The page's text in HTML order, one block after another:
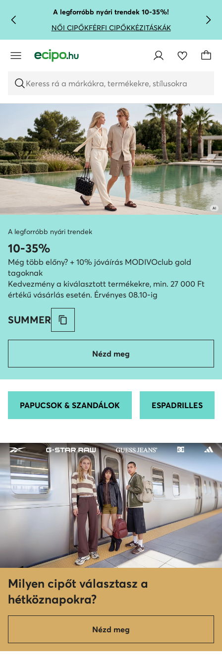
UGRÁS A FŐ TARTALOMRA
UGRÁS A KERESÉSHEZA legforróbb nyári trendek 10-35%!
NŐI CIPŐKFÉRFI CIPŐKKÉZITÁSKÁK
Keress rá a márkákra, termékekre, stílusokra
A legforróbb nyári trendek
10-35%
Még több előny? + 10% jóváírás MODIVOclub gold
tagoknak
Kedvezmény a kiválasztott termékekre, min. 27 000 Ft
értékű vásárlás esetén. Érvényes 08.10-ig
SUMMER
Nézd meg
PAPUCSOK & SZANDÁLOK ESPADRILLES
Milyen cipőt választasz a
hétköznapokra?
Nézd meg